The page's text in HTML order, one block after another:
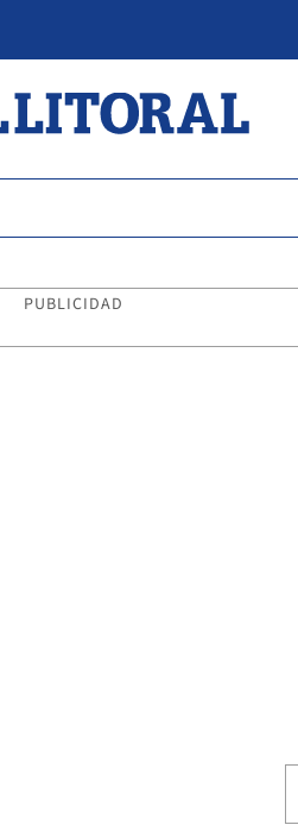
PUBLICIDAD